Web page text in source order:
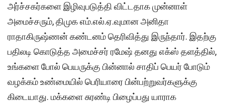
அர்ச்சகர்களை இழிவுபடுத்தி விட்டதாக முன்னாள்
அமைச்சரும், திமுக எம்.எல்.ஏ.வுமான அனிதா
ராதாகிருஷ்ணன் கண்டனம் தெரிவித்து இருந்தார். இதற்கு
பதிலடி கொடுத்த அமைச்சர் ரமேஷ் தனது எக்ஸ் தளத்தில்,
உங்களை போல் பெயருக்கு பின்னால் சாதிப் பெயர் போடும்
வழக்கம் உண்மையில் பெரியாரை பின்பற்றுவர்களுக்கு
கிடையாது. மக்களை சுரண்டி பிழைப்பது யாராக